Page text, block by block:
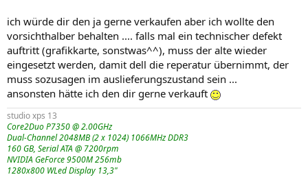
ich würde dir den ja gerne verkaufen aber ich wollte den
vorsichthalber behalten .... falls mal ein technischer defekt
auftritt (grafikkarte, sonstwas^^), muss der alte wieder
eingesetzt werden, damit dell die reperatur übernimmt, der
muss sozusagen im auslieferungszustand sein ...
ansonsten hätte ich den dir gerne verkauft
studio xps 13
Core2Duo P7350 @ 2.00GHz
Dual-Channel 2048MB (2 x 1024) 1066MHz DDR3
160 GB, Serial ATA @ 7200rpm
NVIDIA GeForce 9500M 256mb
1280x800 WLed Display 13,3"